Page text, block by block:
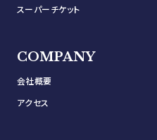
スーパーチケット
COMPANY
会社概要
アクセス